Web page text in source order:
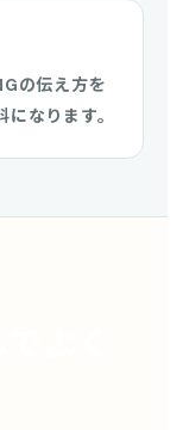
の伝え方を
なります。